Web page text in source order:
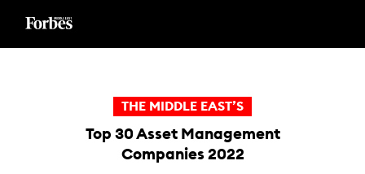
THE MIDDLE EAST’S
Top 30 Asset Management
Companies 2022